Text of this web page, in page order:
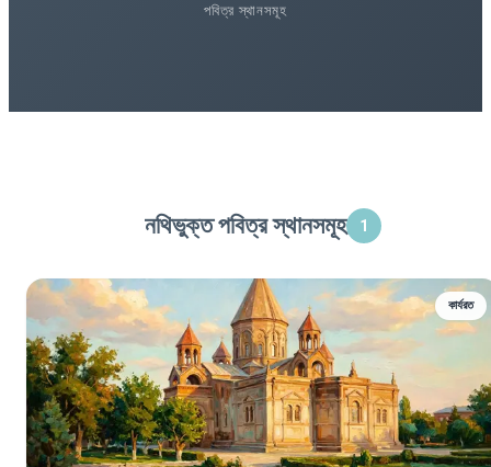
পবিত্র স্থানসমূহ
নথিভুক্ত পবিত্র স্থানসমূহ 1
কার্যরত